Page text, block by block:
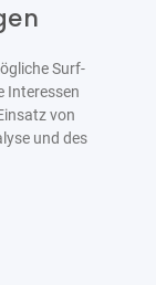
Surf-
Interessen
von
und des